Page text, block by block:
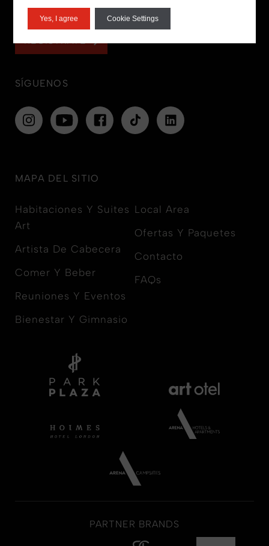
perderte nuestras novedades y ofertas.
SÍGUENOS
MAPA DEL SITIO
Habitaciones Y Suites
Art
Artista De Cabecera
Comer Y Beber
Reuniones Y Eventos
Bienestar Y Gimnasio
Local Area
Ofertas Y Paquetes
Contacto
FAQs
PARTNER BRANDS
Yes, I agree Cookie Settings